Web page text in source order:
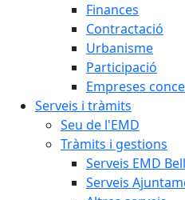
Finances
Contractació
Urbanisme
Participació
Empreses
Serveis i tràmits
Seu de l'EMD
Tràmits i gestions
Serveis EMD
Serveis